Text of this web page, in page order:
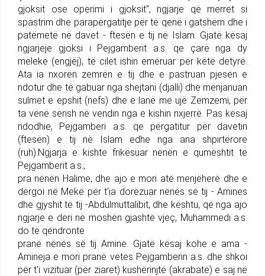
gjoksit ose operimi i gjoksit", ngjarje që merret si
spastrim dhe parapërgatitje për të qenë i gatshëm dhe i
patëmetë në davet - ftesën e tij në Islam. Gjatë kësaj
ngjarjeje gjoksi i Pejgamberit a.s. qe çarë nga dy
melekë (engjëj), të cilët ishin emëruar për këtë detyrë.
Ata ia nxorën zemrën e tij dhe e pastruan pjesën e
ndotur dhe të gabuar nga shejtani (djalli) dhe mënjanuan
sulmet e epshit (nefs) dhe e lanë me ujë Zemzemi, për
ta vënë sërish në vendin nga e kishin nxjerrë. Pas kësaj
ndodhie, Pejgamberi a.s. qe përgatitur për davetin
(ftesën) e tij në Islam edhe nga ana shpirtërore
(ruh).Ngjarja e kishte frikësuar nënën e qumështit të
Pejgamberit a.s.,
pra nënën Halime, dhe ajo e mori atë menjëherë dhe e
dërgoi në Mekë për t'ia dorëzuar nënës së tij - Amines
dhe gjyshit të tij -Abdulmuttalibit, dhe kështu, që nga ajo
ngjarje e deri në moshën gjashtë vjeç, Muhammedi a.s.
do të qëndronte
pranë nënës së tij Amine. Gjatë kësaj kohe e ama -
Amineja e mori pranë vetes Pejgamberin a.s. dhe shkoi
për t'i vizituar (për ziaret) kushërinjtë (akrabatë) e saj në